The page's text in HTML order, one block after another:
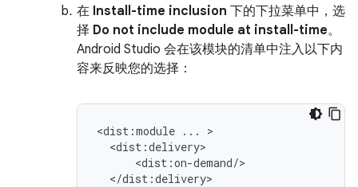
在 Install-time inclusion 下的下拉菜单中，选
择 Do not include module at install-time。
Android Studio 会在该模块的清单中注入以下内
容来反映您的选择：
<dist:module ...
</dist:delivery>